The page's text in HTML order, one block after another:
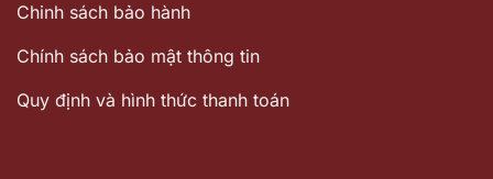
Chinh sách bảo hành
Chính sách bảo mật thông tin
Quy định và hình thức thanh toán